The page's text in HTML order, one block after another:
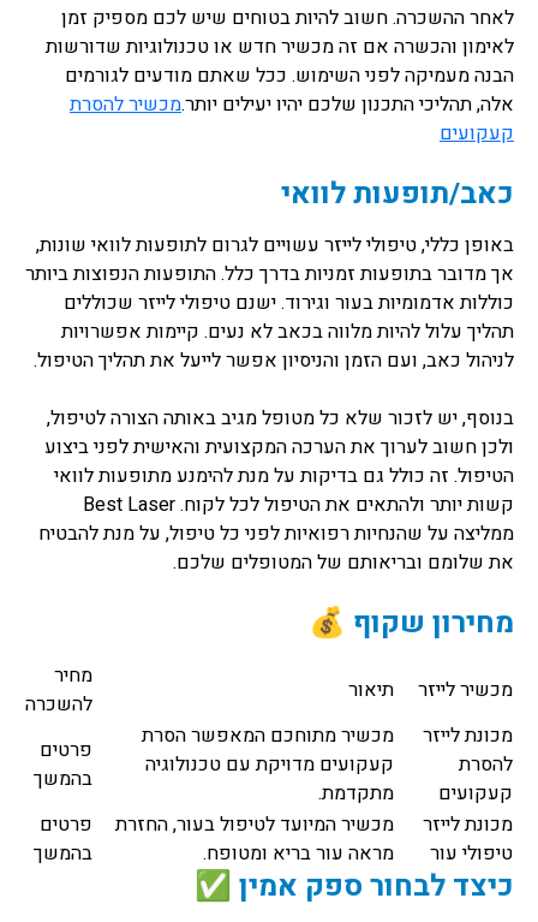
לאחר ההשכרה. חשוב להיות בטוחים שיש לכם מספיק זמן
לאימון והכשרה אם זה מכשיר חדש או טכנולוגיות שדורשות
הבנה מעמיקה לפני השימוש. ככל שאתם מודעים לגורמים
אלה, תהליכי התכנון שלכם יהיו יעילים יותר.מכשיר להסרת
קעקועים
כאב/תופעות לוואי
באופן כללי, טיפולי לייזר עשויים לגרום לתופעות לוואי שונות,
אך מדובר בתופעות זמניות בדרך כלל. התופעות הנפוצות ביותר
כוללות אדמומיות בעור וגירוד. ישנם טיפולי לייזר שכוללים
תהליך עלול להיות מלווה בכאב לא נעים. קיימות אפשרויות
לניהול כאב, ועם הזמן והניסיון אפשר לייעל את תהליך הטיפול.
בנוסף, יש לזכור שלא כל מטופל מגיב באותה הצורה לטיפול,
ולכן חשוב לערוך את הערכה המקצועית והאישית לפני ביצוע
הטיפול. זה כולל גם בדיקות על מנת להימנע מתופעות לוואי
קשות יותר ולהתאים את הטיפול לכל לקוח. Best Laser
ממליצה על שהנחיות רפואיות לפני כל טיפול, על מנת להבטיח
את שלומם ובריאותם של המטופלים שלכם.
מחירון שקוף 💰
מכשיר לייזר תיאור
מחיר
להשכרה
מכונת לייזר
להסרת
קעקועים
מכשיר מתוחכם המאפשר הסרת
קעקועים מדויקת עם טכנולוגיה
מתקדמת.
פרטים
בהמשך
מכונת לייזר
טיפולי עור
מכשיר המיועד לטיפול בעור, החזרת
מראה עור בריא ומטופח.
פרטים
בהמשך
כיצד לבחור ספק אמין ✅